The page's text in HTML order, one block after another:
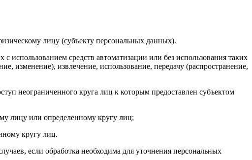
лицу (субъекту персональных данных).
средств автоматизации или без использования таких
изменение), извлечение, использование, передачу (распространение,
неограниченного круга лиц к которым предоставлен субъектом
лицу или определенному кругу лиц;
кругу лиц.
если обработка необходима для уточнения персональных